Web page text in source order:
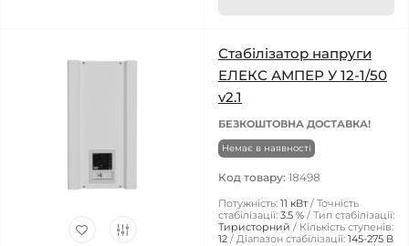
Стабілізатор напруги
ЕЛЕКС АМПЕР У 12-1/50
v2.1
БЕЗКОШТОВНА ДОСТАВКА!
Немає в наявності
Код товару: 18498
Потужність: 11 кВт
Точність
стабілізації: 3.5 %
Тип стабілізації:
Тиристорний
Кількість ступенів:
12
Діапазон стабілізації: 145-275 В